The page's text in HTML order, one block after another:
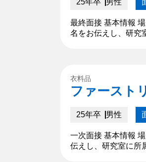
25年卒 男性
最終面接 基本情報
名をお伝えし、研究
衣料品
ファースト
25年卒 男性
一次面接 基本情報
伝えし、研究室に所